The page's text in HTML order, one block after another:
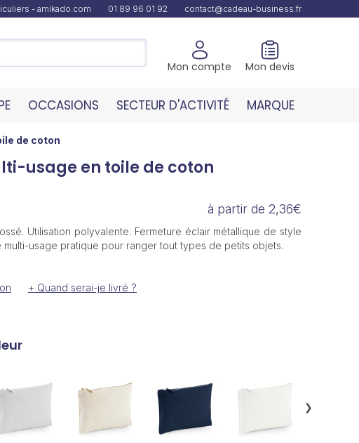
- amikado.com 01 89 96 01 92 contact@cadeau-business.fr
Mon compte Mon devis
OCCASIONS SECTEUR D'ACTIVITÉ MARQUE
de coton
usage en toile de coton
à partir de 2,36€
Utilisation polyvalente. Fermeture éclair métallique de style
usage pratique pour ranger tout types de petits objets.
+ Quand serai-je livré ?
❯